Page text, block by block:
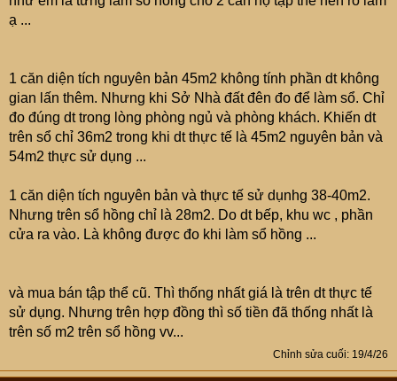
ạ ...
1 căn diện tích nguyên bản 45m2 không tính phần dt không
gian lấn thêm. Nhưng khi Sở Nhà đất đên đo để làm sổ. Chỉ
đo đúng dt trong lòng phòng ngủ và phòng khách. Khiến dt
trên sổ chỉ 36m2 trong khi dt thực tế là 45m2 nguyên bản và
54m2 thực sử dụng ...
1 căn diện tích nguyên bản và thực tế sử dụnhg 38-40m2.
Nhưng trên sổ hồng chỉ là 28m2. Do dt bếp, khu wc , phần
cửa ra vào. Là không được đo khi làm sổ hồng ...
và mua bán tập thể cũ. Thì thống nhất giá là trên dt thực tế
sử dụng. Nhưng trên hợp đồng thì số tiền đã thống nhất là
trên số m2 trên sổ hồng vv...
Chỉnh sửa cuối: 19/4/26